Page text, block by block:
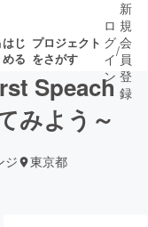
はじ
める
プロジェクト
をさがす
了が近いプ
クト
ロ
グ
イ
ン
/
新
規
会
員
登
録
Speach
みよう～
ジ 東京都